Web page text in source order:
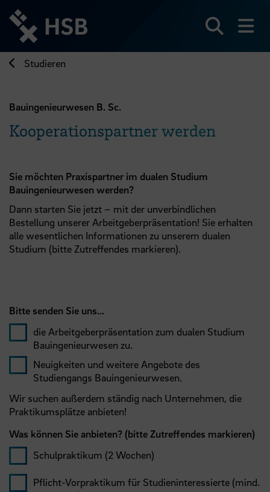
zum
Seiteninhalt
springen
Studieren
Bauingenieurwesen B. Sc.
Kooperationspartner werden
Sie möchten Praxispartner im dualen Studium
Bauingenieurwesen werden?
Dann starten Sie jetzt – mit der unverbindlichen
Bestellung unserer Arbeitgeberpräsentation! Sie erhalten
alle wesentlichen Informationen zu unserem dualen
Studium (bitte Zutreffendes markieren).
Bitte senden Sie uns...
die Arbeitgeberpräsentation zum dualen Studium
Bauingenieurwesen zu.
Neuigkeiten und weitere Angebote des
Studiengangs Bauingenieurwesen.
Wir suchen außerdem ständig nach Unternehmen, die
Praktikumsplätze anbieten!
Was können Sie anbieten? (bitte Zutreffendes markieren)
Schulpraktikum (2 Wochen)
Pflicht-Vorpraktikum für Studieninteressierte (mind.